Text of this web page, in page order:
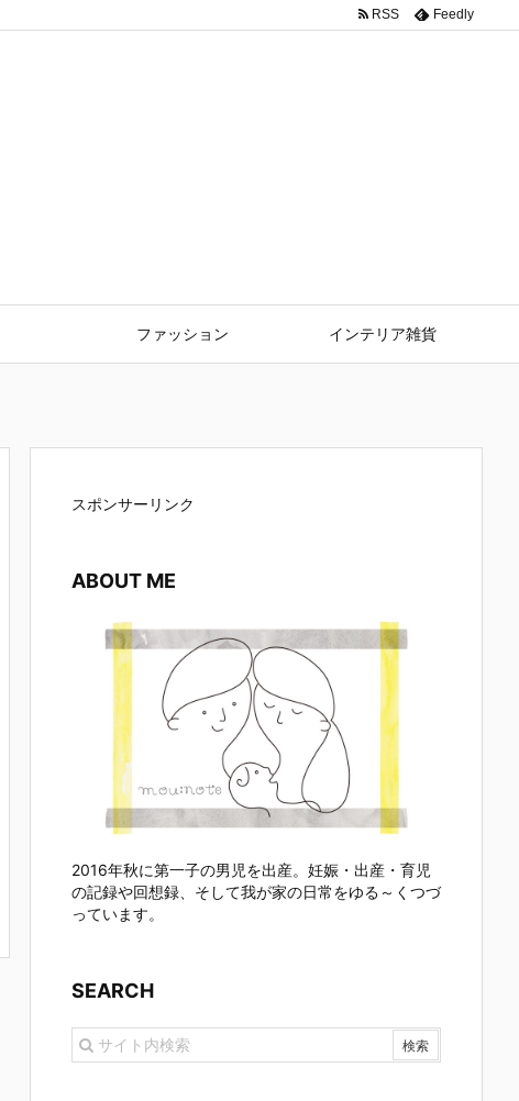
ファッション インテリア雑貨
RSS Feedly
スポンサーリンク
ABOUT ME
2016年秋に第一子の男児を出産。妊娠・出産・育児
の記録や回想録、そして我が家の日常をゆる～くつづ
っています。
SEARCH